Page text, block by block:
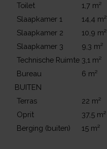
Toilet
1,7 m²
Slaapkamer 1
14,4 m²
Slaapkamer 2
10,9 m²
Slaapkamer 3
9,3 m²
Technische Ruimte 3,1 m²
Bureau
6 m²
BUITEN
Terras
22 m²
Oprit
37,5 m²
Berging (buiten)
15 m²